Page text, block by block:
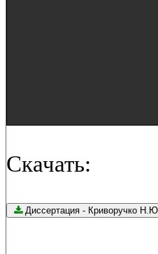
Скачать:
Диссертация -